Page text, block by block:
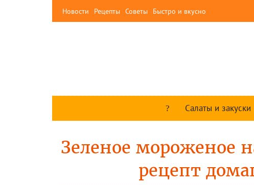
Новости Рецепты Советы Быстро и вкусно
Салаты и закуски
Зеленое мороженое
рецепт